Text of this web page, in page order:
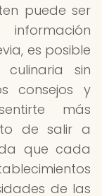
puede ser
es posible
sin
consejos y
más
de salir a
que cada
de las